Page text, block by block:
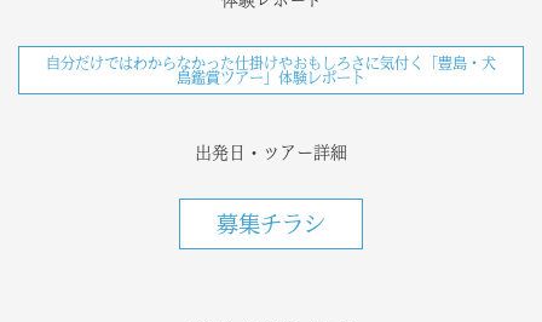
自分だけではわからなかった仕掛けやおもしろさに気付く「豊島・犬
島鑑賞ツアー」体験レポート
出発日・ツアー詳細
募集チラシ